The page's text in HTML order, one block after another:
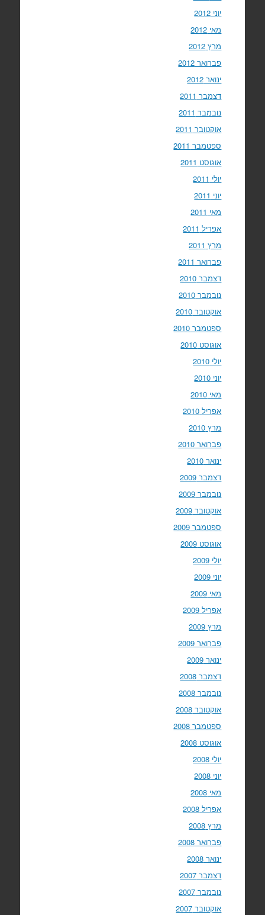
יוני 2012
מאי 2012
מרץ 2012
פברואר 2012
ינואר 2012
דצמבר 2011
נובמבר 2011
אוקטובר 2011
ספטמבר 2011
אוגוסט 2011
יולי 2011
יוני 2011
מאי 2011
אפריל 2011
מרץ 2011
פברואר 2011
דצמבר 2010
נובמבר 2010
אוקטובר 2010
ספטמבר 2010
אוגוסט 2010
יולי 2010
יוני 2010
מאי 2010
אפריל 2010
מרץ 2010
פברואר 2010
ינואר 2010
דצמבר 2009
נובמבר 2009
אוקטובר 2009
ספטמבר 2009
אוגוסט 2009
יולי 2009
יוני 2009
מאי 2009
אפריל 2009
מרץ 2009
פברואר 2009
ינואר 2009
דצמבר 2008
נובמבר 2008
אוקטובר 2008
ספטמבר 2008
אוגוסט 2008
יולי 2008
יוני 2008
מאי 2008
אפריל 2008
מרץ 2008
פברואר 2008
ינואר 2008
דצמבר 2007
נובמבר 2007
אוקטובר 2007